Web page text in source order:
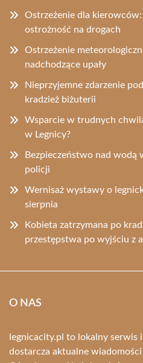
Ostrzeżenie dla
ostrożność na drogach
Ostrzeżenie
nadchodzące upały
Nieprzyjemne zdarzenie
kradzież biżuterii
Wsparcie w trudnych
w Legnicy?
Bezpieczeństwo nad wodą
policji
Wernisaż wystawy o
sierpnia
Kobieta zatrzymana po
przestępstwa po wyjściu z
O NAS
legnicacity.pl to lokalny serwis
dostarcza aktualne